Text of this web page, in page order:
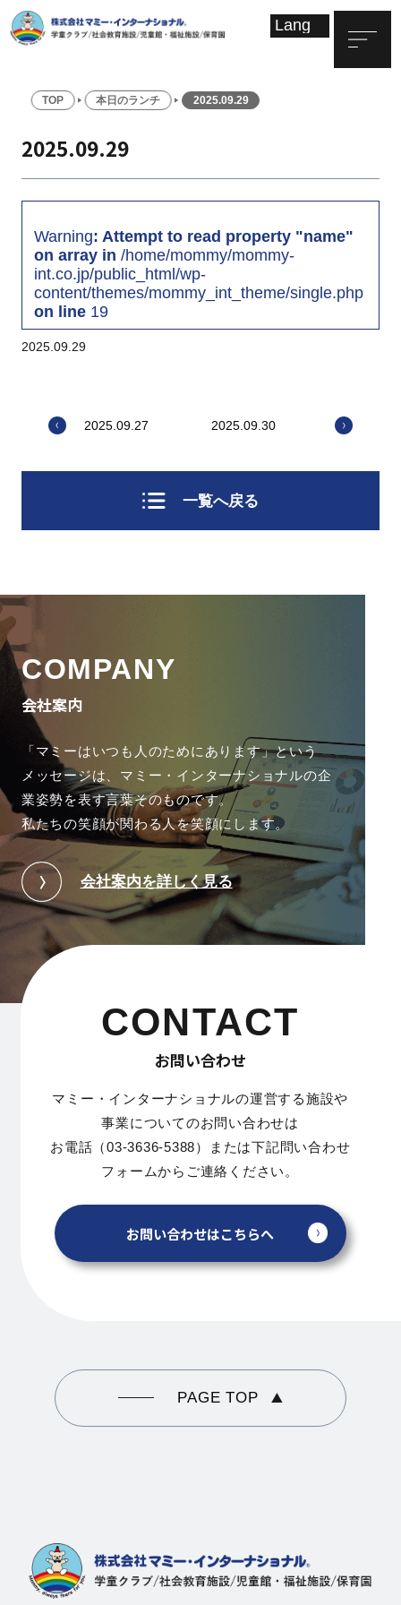
TOP 本日のランチ 2025.09.29
2025.09.29
Warning: Attempt to read property "name"
on array in /home/mommy/mommy-
int.co.jp/public_html/wp-
content/themes/mommy_int_theme/single.php
on line 19
2025.09.29
2025.09.27 2025.09.30
一覧へ戻る
COMPANY
会社案内
「マミーはいつも人のためにあります」という
メッセージは、 マミー・インターナショナルの企
業姿勢を表す言葉そのものです。
私たちの笑顔が関わる人を笑顔にします。
会社案内を詳しく見る
CONTACT
お問い合わせ
マミー・インターナショナルの運営する施設や
事業についてのお問い合わせは
お電話（03-3636-5388）または下記問い合わせ
フォームからご連絡ください。
お問い合わせはこちらへ
PAGE TOP